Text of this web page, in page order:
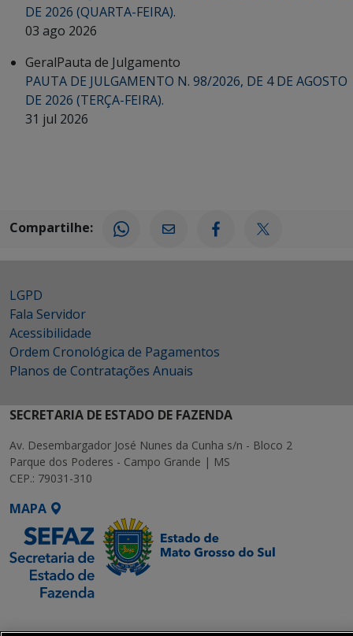
DE 2026 (QUARTA-FEIRA).
03 ago 2026
GeralPauta de Julgamento
PAUTA DE JULGAMENTO N. 98/2026, DE 4 DE AGOSTO
DE 2026 (TERÇA-FEIRA).
31 jul 2026
Compartilhe:
LGPD
Fala Servidor
Acessibilidade
Ordem Cronológica de Pagamentos
Planos de Contratações Anuais
SECRETARIA DE ESTADO DE FAZENDA
Av. Desembargador José Nunes da Cunha s/n - Bloco 2
Parque dos Poderes - Campo Grande | MS
CEP.: 79031-310
MAPA